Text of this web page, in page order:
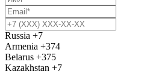
Russia +7
Armenia +374
Belarus +375
Kazakhstan +7